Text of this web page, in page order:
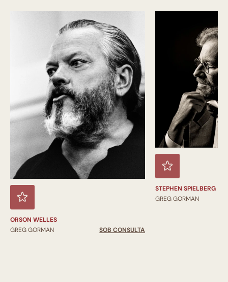
ORSON WELLES
GREG GORMAN
SOB CONSULTA
STEPHEN SPIELBERG
GREG GORMAN